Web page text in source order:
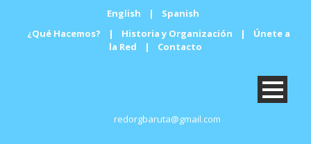
English |
Spanish
¿Qué Hacemos?
| Historia y Organización |
Únete a
la Red
| Contacto
redorgbaruta@gmail.com